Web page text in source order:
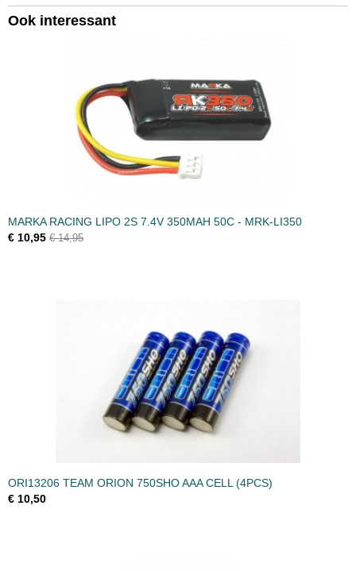
K.71998B
Bruto gewicht
Ook interessant
MARKA RACING LIPO 2S 7.4V 350MAH 50C - MRK-LI350
€ 10,95 € 14,95
ORI13206 TEAM ORION 750SHO AAA CELL (4PCS)
€ 10,50